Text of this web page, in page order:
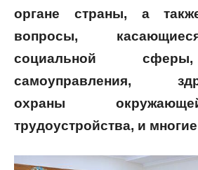
органе страны, а
вопросы,
социальной
самоуправления,
охраны
трудоустройства, и